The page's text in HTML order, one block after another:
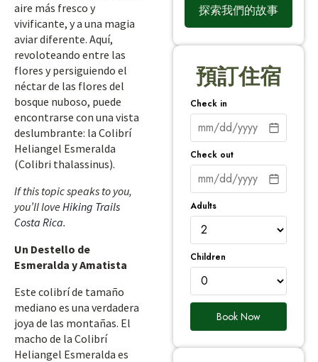
aire más fresco y
vivificante, y a una magia
aviar diferente. Aquí,
revoloteando entre las
flores y persiguiendo el
néctar de las flores del
bosque nuboso, puede
encontrarse con una vista
deslumbrante: la Colibrí
Heliangel Esmeralda
(Colibri thalassinus).
If this topic speaks to you,
you’ll love Hiking Trails
Costa Rica.
Un Destello de
Esmeralda y Amatista
Este colibrí de tamaño
mediano es una verdadera
joya de las montañas. El
macho de la Colibrí
Heliangel Esmeralda es
探索我們的故事
預訂住宿
Check in
Check out
Adults
Children
Book Now